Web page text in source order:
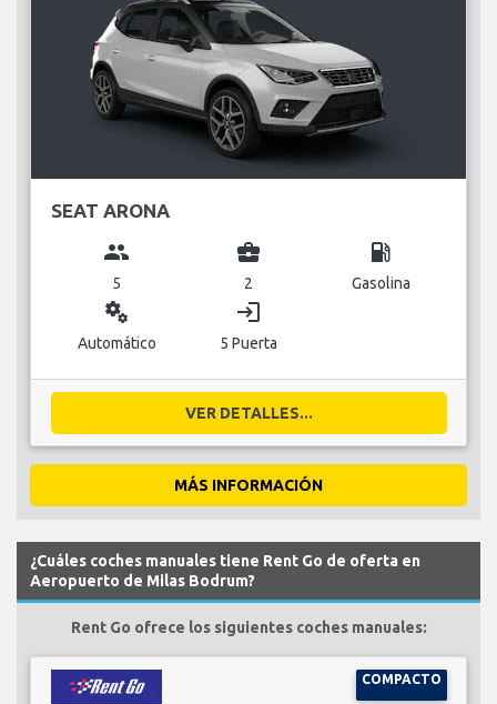
SEAT ARONA
group
5
business_center
2
local_gas_station
Gasolina
miscellaneous_services
Automático
login
5 Puerta
VER DETALLES...
MÁS INFORMACIÓN
¿Cuáles coches manuales tiene Rent Go de oferta en
Aeropuerto de Milas Bodrum?
Rent Go ofrece los siguientes coches manuales:
COMPACTO